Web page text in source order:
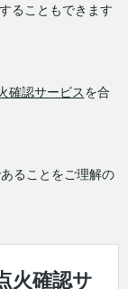
ることもできます
確認サービスを合
ることをご理解の